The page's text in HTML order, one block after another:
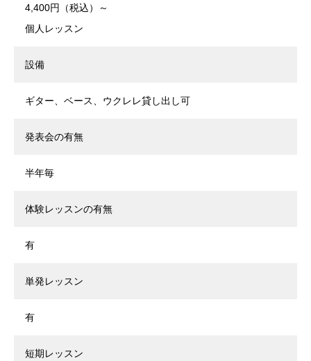
4,400円（税込）～
個人レッスン
設備
ギター、ベース、ウクレレ貸し出し可
発表会の有無
半年毎
体験レッスンの有無
有
単発レッスン
有
短期レッスン